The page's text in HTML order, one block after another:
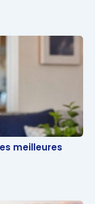
meilleures
meilleures